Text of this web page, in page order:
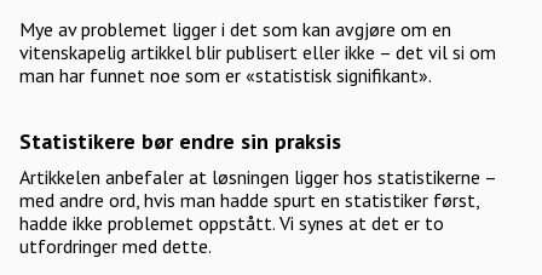
Mye av problemet ligger i det som kan avgjøre om en
vitenskapelig artikkel blir publisert eller ikke – det vil si om
man har funnet noe som er «statistisk signifikant».
Statistikere bør endre sin praksis
Artikkelen anbefaler at løsningen ligger hos statistikerne –
med andre ord, hvis man hadde spurt en statistiker først,
hadde ikke problemet oppstått. Vi synes at det er to
utfordringer med dette.